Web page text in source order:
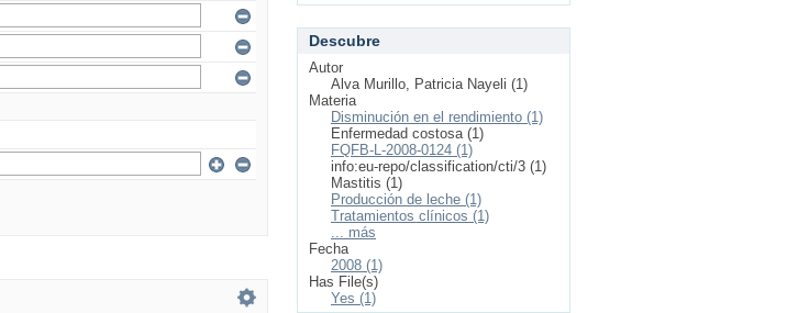
Descubre
Autor
Alva Murillo, Patricia Nayeli (1)
Materia
Disminución en el rendimiento (1)
Enfermedad costosa (1)
FQFB-L-2008-0124 (1)
info:eu-repo/classification/cti/3 (1)
Mastitis (1)
Producción de leche (1)
Tratamientos clínicos (1)
... más
Fecha
2008 (1)
Has File(s)
Yes (1)